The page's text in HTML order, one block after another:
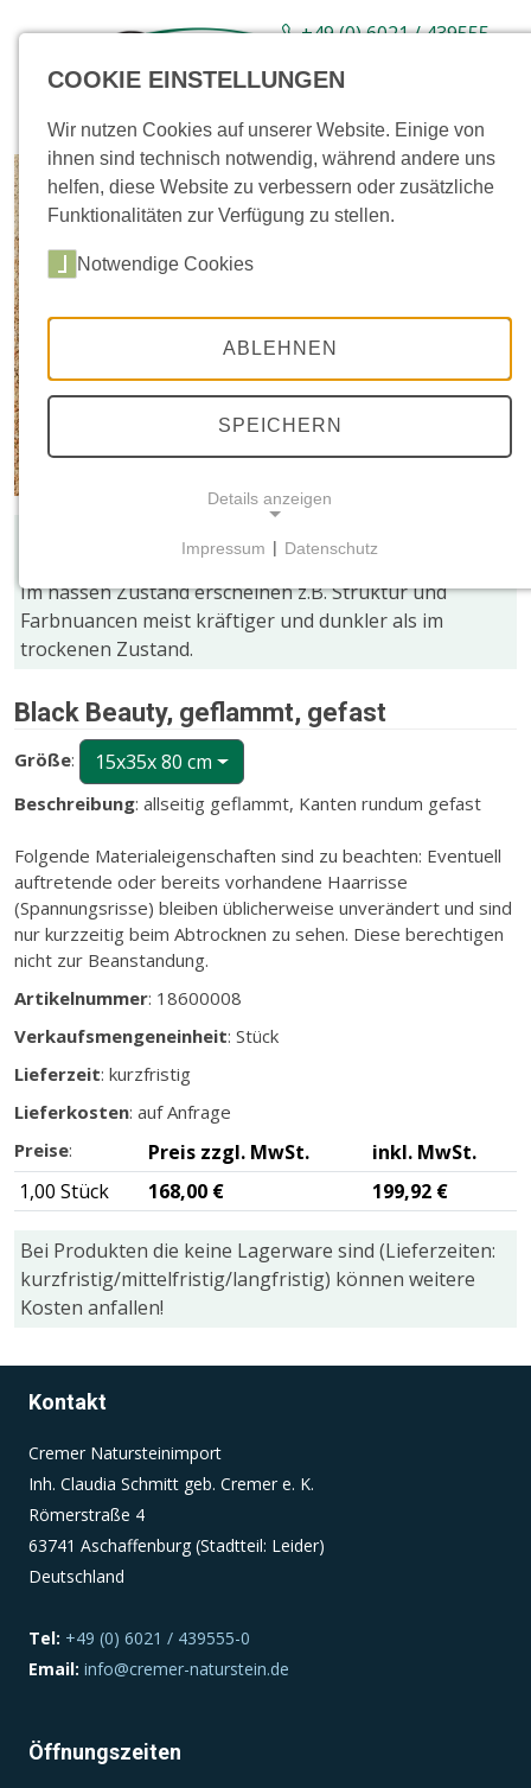
+49 (0) 6021 / 439555-
Sortiment Neuware Aktionsartikel
Farb- und Größenabweichungen gegenüber den
Bildern stellen keinen Mangel dar!
Im nassen Zustand erscheinen z.B. Struktur und
Farbnuancen meist kräftiger und dunkler als im
trockenen Zustand.
Black Beauty, geflammt, gefast
Größe: 15x35x 80 cm
Beschreibung: allseitig geflammt, Kanten rundum gefast
Folgende Materialeigenschaften sind zu beachten: Eventuell
auftretende oder bereits vorhandene Haarrisse
(Spannungsrisse) bleiben üblicherweise unverändert und sind
nur kurzzeitig beim Abtrocknen zu sehen. Diese berechtigen
nicht zur Beanstandung.
Artikelnummer: 18600008
Verkaufsmengeneinheit: Stück
Lieferzeit: kurzfristig
Lieferkosten: auf Anfrage
Preise: Preis zzgl. MwSt.
inkl. MwSt.
1,00 Stück
168,00 € 199,92 €
Bei Produkten die keine Lagerware sind (Lieferzeiten:
kurzfristig/mittelfristig/langfristig) können weitere
Kosten anfallen!
Kontakt
Cremer Natursteinimport
Inh. Claudia Schmitt geb. Cremer e. K.
Römerstraße 4
63741 Aschaffenburg (Stadtteil: Leider)
Deutschland
Tel: +49 (0) 6021 / 439555-0
Email: info@cremer-naturstein.de
Öffnungszeiten
COOKIE EINSTELLUNGEN
Wir nutzen Cookies auf unserer Website. Einige von
ihnen sind technisch notwendig, während andere uns
helfen, diese Website zu verbessern oder zusätzliche
Funktionalitäten zur Verfügung zu stellen.
Notwendige Cookies
ABLEHNEN
SPEICHERN
Details anzeigen
Notwendige Cookies ermöglichen grundlegende
Funktionen und sind für die einwandfreie Funktion
der Website erforderlich.
CMS (Content Management System)
TYPO3
fe_typo_user
Zweck:
Wird für die unverwechselbare Identifizierung eines
Anwenders gesetzt. Es bietet dem Anwender
bessere Bedienerführung, z.B. bei den Formularen
und im Sortiment
Cookie Laufzeit:
Dieser Cookie wird beim Schließen des Browsers
Einverständnis-Cookie
Name:
cookie_consent
Zweck:
Dieser Cookie speichert die ausgewählten
Einverständnis-Optionen des Benutzers
1 Jahr
Impressum | Datenschutz